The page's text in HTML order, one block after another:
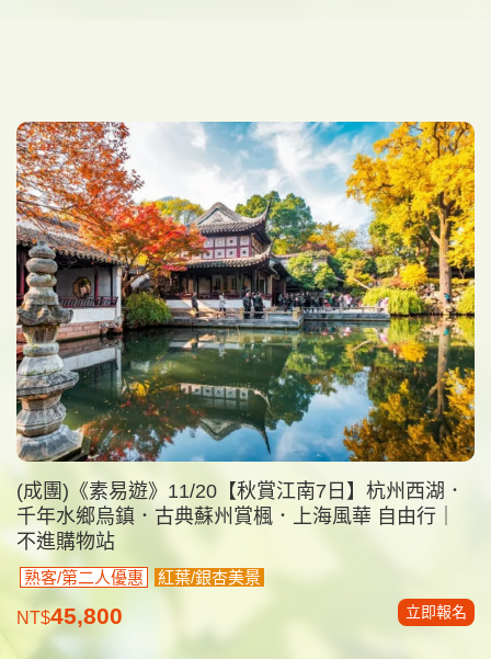
(成團)《素易遊》11/20【秋賞江南7日】杭州西湖．
千年水鄉烏鎮．古典蘇州賞楓．上海風華 自由行｜
不進購物站
熟客/第二人優惠 紅葉/銀杏美景
NT$45,800 立即報名